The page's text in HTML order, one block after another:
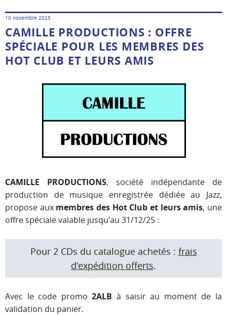
10 novembre 2025
CAMILLE PRODUCTIONS : OFFRE
SPÉCIALE POUR LES MEMBRES DES
HOT CLUB ET LEURS AMIS
CAMILLE PRODUCTIONS, société indépendante de
production de musique enregistrée dédiée au Jazz,
propose aux membres des Hot Club et leurs amis, une
offre spéciale valable jusqu'au 31/12/25 :
Pour 2 CDs du catalogue achetés : frais
d'expédition offerts.
Avec le code promo2ALB à saisir au moment de la
validation du panier.